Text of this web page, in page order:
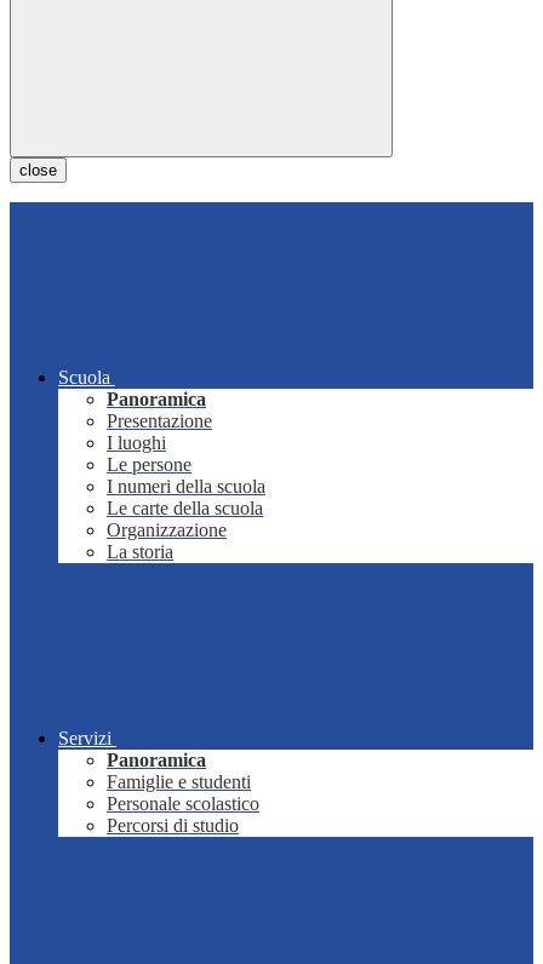
close
Scuola
Panoramica
Presentazione
I luoghi
Le persone
I numeri della scuola
Le carte della scuola
Organizzazione
La storia
Servizi
Panoramica
Famiglie e studenti
Personale scolastico
Percorsi di studio